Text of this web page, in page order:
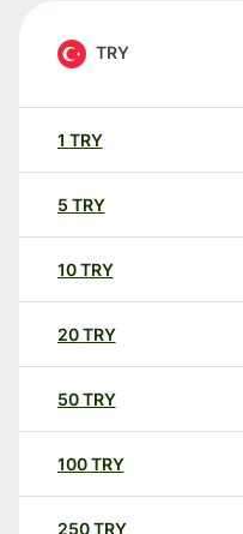
TRY
1 TRY
5 TRY
10TRY
20TRY
50TRY
100TRY
250TRY